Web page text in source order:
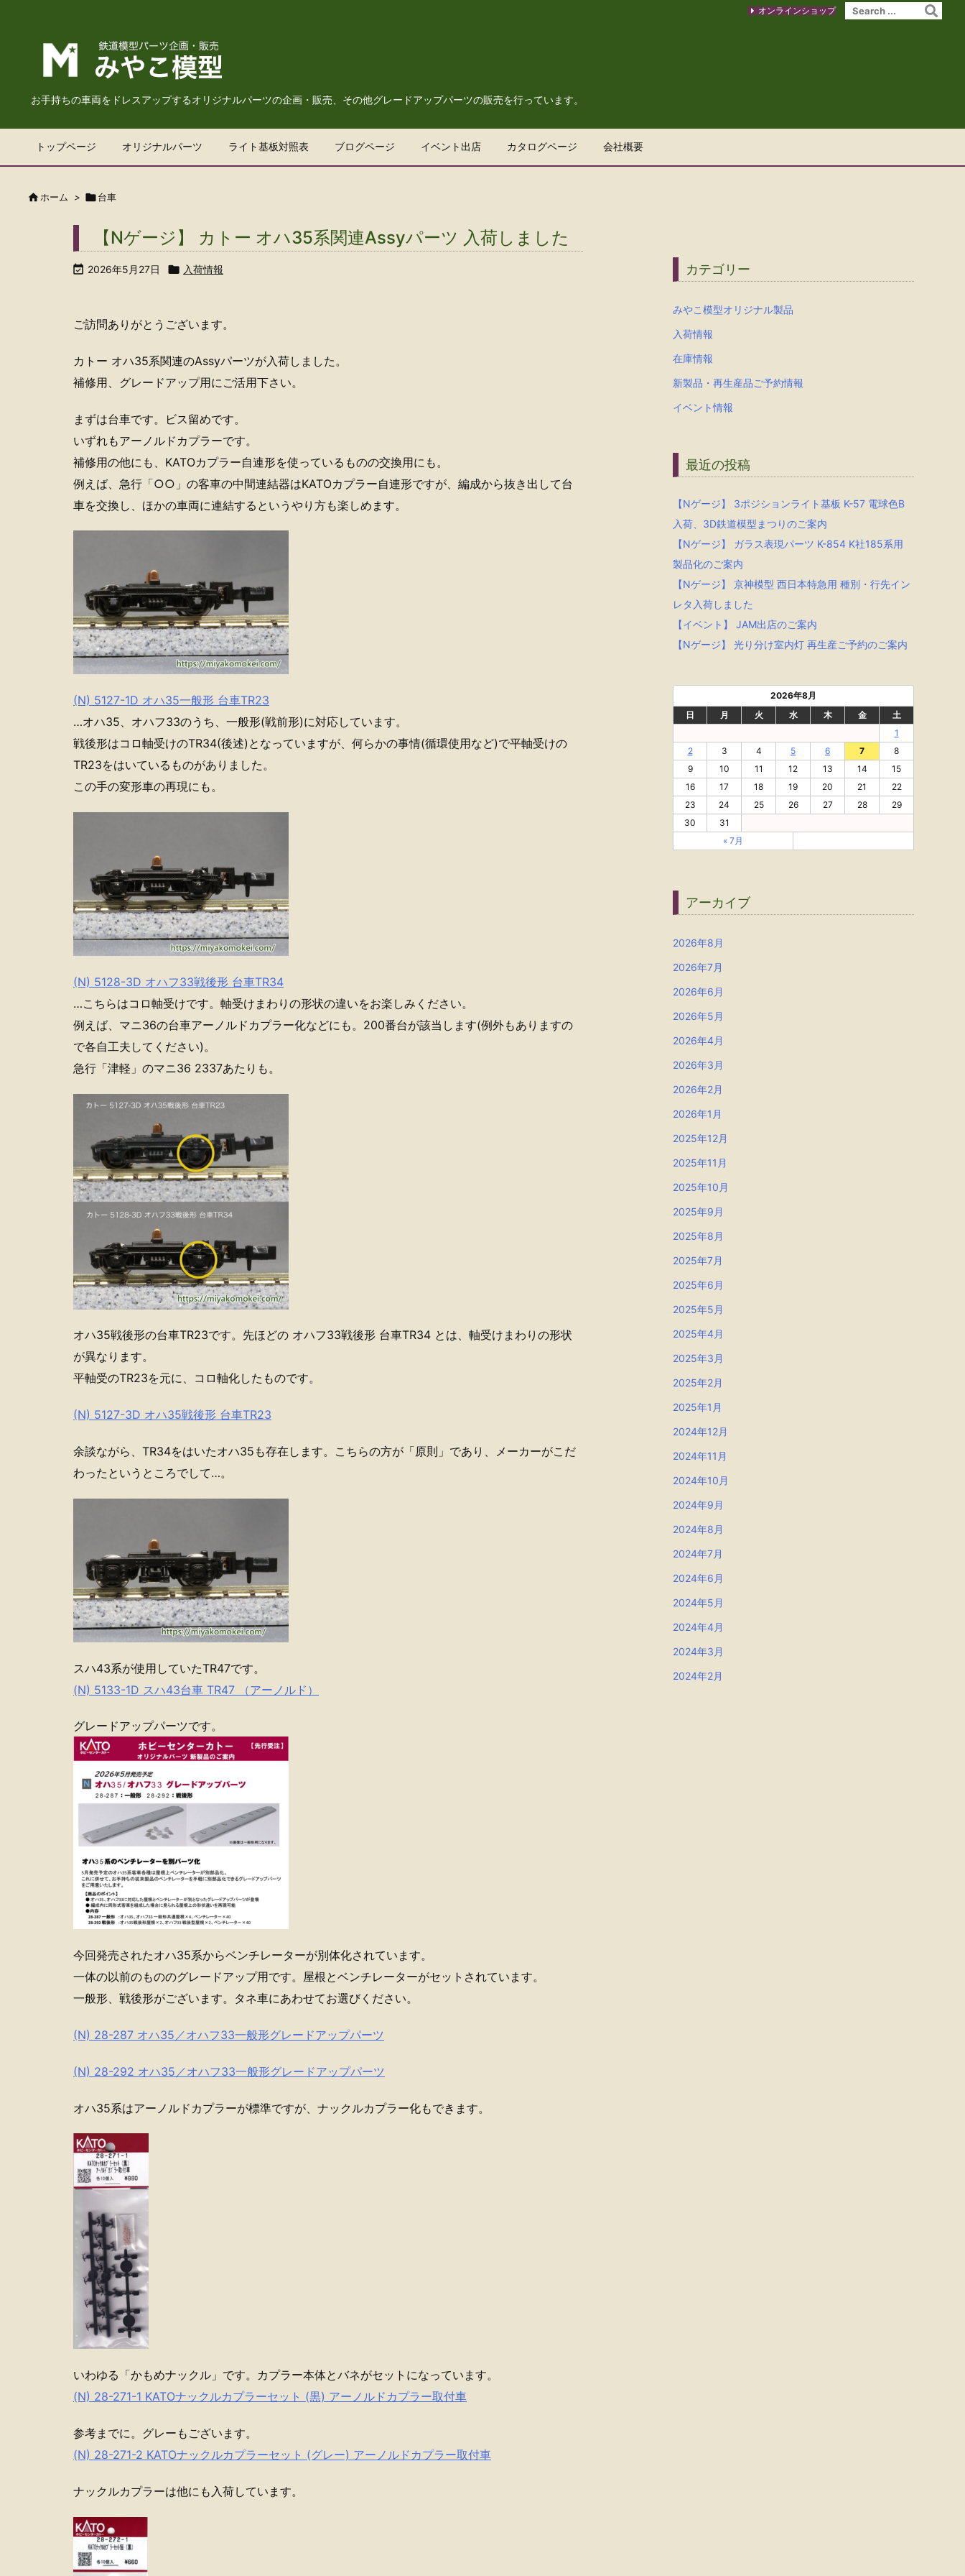
お手持ちの車両をドレスアップするオリジナルパーツの企画・販売、その他グレードアップパーツの販売を行っています。
トップページ オリジナルパーツ ライト基板対照表 ブログページ イベント出店 カタログページ 会社概要
オンラインショップ
 ホーム > 台車
【Nゲージ】 カトー オハ35系関連Assyパーツ 入荷しました
 2026年5月27日  入荷情報
ご訪問ありがとうございます。
カトー オハ35系関連のAssyパーツが入荷しました。
補修用、グレードアップ用にご活用下さい。
まずは台車です。ビス留めです。
いずれもアーノルドカプラーです。
補修用の他にも、KATOカプラー自連形を使っているものの交換用にも。
例えば、急行「○○」の客車の中間連結器はKATOカプラー自連形ですが、編成から抜き出して台
車を交換し、ほかの車両に連結するというやり方も楽しめます。
(N) 5127-1D オハ35一般形 台車TR23
…オハ35、オハフ33のうち、一般形(戦前形)に対応しています。
戦後形はコロ軸受けのTR34(後述)となっていますが、何らかの事情(循環使用など)で平軸受けの
TR23をはいているものがありました。
この手の変形車の再現にも。
(N) 5128-3D オハフ33戦後形 台車TR34
…こちらはコロ軸受けです。軸受けまわりの形状の違いをお楽しみください。
例えば、マニ36の台車アーノルドカプラー化などにも。200番台が該当します(例外もありますの
で各自工夫してください)。
急行「津軽」のマニ36 2337あたりも。
オハ35戦後形の台車TR23です。先ほどの オハフ33戦後形 台車TR34 とは、軸受けまわりの形状
が異なります。
平軸受のTR23を元に、コロ軸化したものです。
(N) 5127-3D オハ35戦後形 台車TR23
余談ながら、TR34をはいたオハ35も存在します。こちらの方が「原則」であり、メーカーがこだ
わったというところでして…。
スハ43系が使用していたTR47です。
(N) 5133-1D スハ43台車 TR47 （アーノルド）
グレードアップパーツです。
今回発売されたオハ35系からベンチレーターが別体化されています。
一体の以前のもののグレードアップ用です。屋根とベンチレーターがセットされています。
一般形、戦後形がございます。タネ車にあわせてお選びください。
(N) 28-287 オハ35／オハフ33一般形グレードアップパーツ
(N) 28-292 オハ35／オハフ33一般形グレードアップパーツ
オハ35系はアーノルドカプラーが標準ですが、ナックルカプラー化もできます。
いわゆる「かもめナックル」です。カプラー本体とバネがセットになっています。
(N) 28-271-1 KATOナックルカプラーセット (黒) アーノルドカプラー取付車
参考までに。グレーもございます。
(N) 28-271-2 KATOナックルカプラーセット (グレー) アーノルドカプラー取付車
ナックルカプラーは他にも入荷しています。
カテゴリー
みやこ模型オリジナル製品
入荷情報
在庫情報
新製品・再生産品ご予約情報
イベント情報
最近の投稿
【Nゲージ】 3ポジションライト基板 K-57 電球色B
入荷、3D鉄道模型まつりのご案内
【Nゲージ】 ガラス表現パーツ K-854 K社185系用
製品化のご案内
【Nゲージ】 京神模型 西日本特急用 種別・行先イン
レタ入荷しました
【イベント】 JAM出店のご案内
【Nゲージ】 光り分け室内灯 再生産ご予約のご案内
2026年8月
日
月 火 水 木 金
土
1
2
3 4 5 6 7
8
9
10 11 12 13 14
15
16
17 18 19 20 21
22
23
24 25 26 27 28
29
30
31
« 7月
アーカイブ
2026年8月
2026年7月
2026年6月
2026年5月
2026年4月
2026年3月
2026年2月
2026年1月
2025年12月
2025年11月
2025年10月
2025年9月
2025年8月
2025年7月
2025年6月
2025年5月
2025年4月
2025年3月
2025年2月
2025年1月
2024年12月
2024年11月
2024年10月
2024年9月
2024年8月
2024年7月
2024年6月
2024年5月
2024年4月
2024年3月
2024年2月